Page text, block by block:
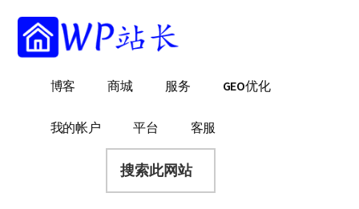
附
加
WordPress
博客 商城 服务 GEO优化
我的帐户 平台
客服